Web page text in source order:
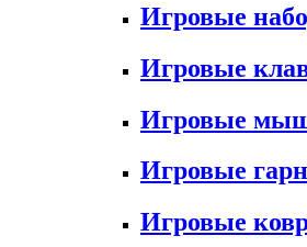
Игровые
Игровые
Игровые
Игровые
Игровые